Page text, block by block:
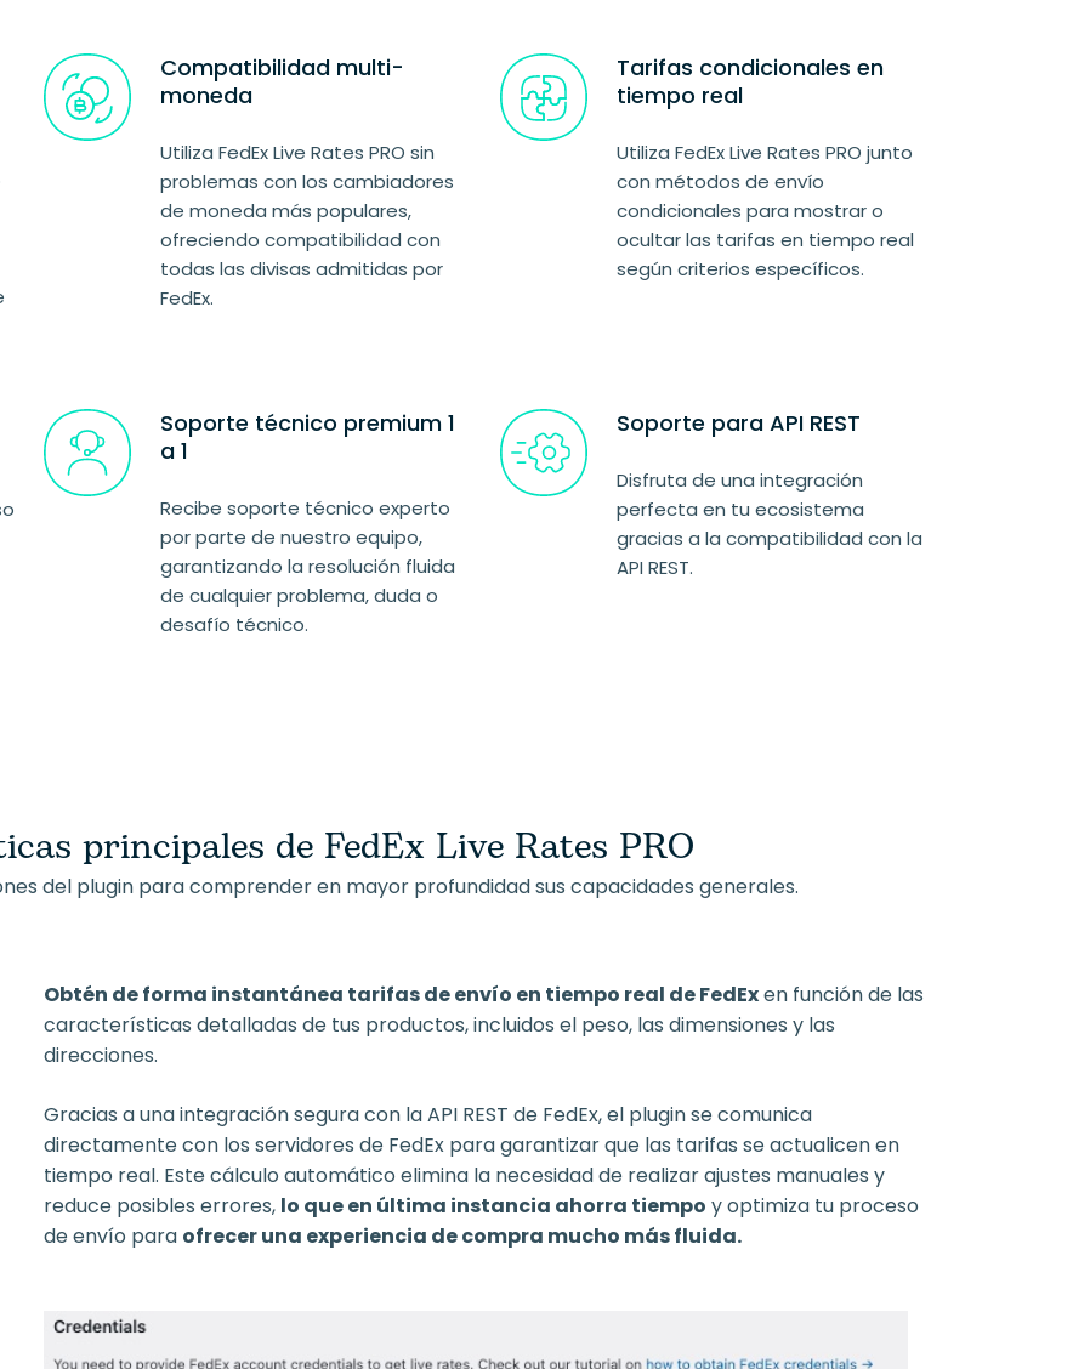
Compatibilidad multi-
moneda
Utiliza FedEx Live Rates PRO sin
problemas con los cambiadores
de moneda más populares,
ofreciendo compatibilidad con
todas las divisas admitidas por
FedEx.
Tarifas condicionales en
tiempo real
Utiliza FedEx Live Rates PRO junto
con métodos de envío
condicionales para mostrar o
ocultar las tarifas en tiempo real
según criterios específicos.
Soporte técnico premium 1
a 1
Recibe soporte técnico experto
por parte de nuestro equipo,
garantizando la resolución fluida
de cualquier problema, duda o
desafío técnico.
Soporte para API REST
Disfruta de una integración
perfecta en tu ecosistema
gracias a la compatibilidad con la
API REST.
principales de FedEx Live Rates PRO
del plugin para comprender en mayor profundidad sus capacidades generales.
Obtén de forma instantánea tarifas de envío en tiempo real de FedExen función de las
características detalladas de tus productos, incluidos el peso, las dimensiones y las
direcciones.
Gracias a una integración segura con la API REST de FedEx, el plugin se comunica
directamente con los servidores de FedEx para garantizar que las tarifas se actualicen en
tiempo real. Este cálculo automático elimina la necesidad de realizar ajustes manuales y
reduce posibles errores, lo que en última instancia ahorra tiempo y optimiza tu proceso
de envío para ofrecer una experiencia de compra mucho más fluida.